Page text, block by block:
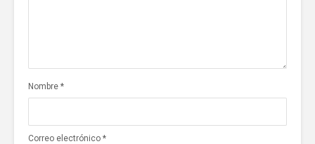
Nombre *
Correo electrónico *